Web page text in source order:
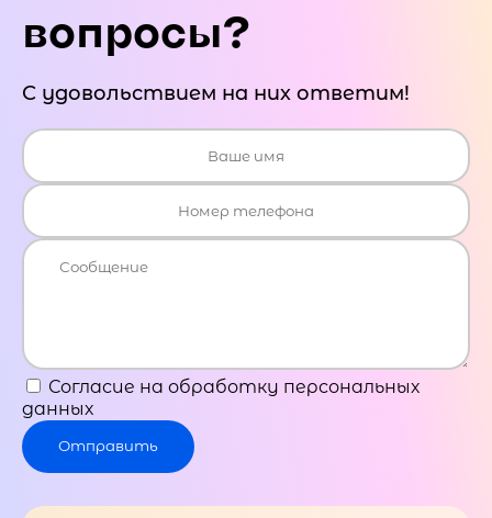
вопросы?
С удовольствием на них ответим!
Согласие на обработку персональных
данных
Отправить